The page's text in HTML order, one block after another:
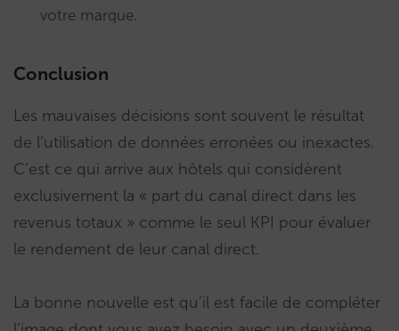
votre marque.
Conclusion
Les mauvaises décisions sont souvent le résultat
de l’utilisation de données erronées ou inexactes.
C’est ce qui arrive aux hôtels qui considèrent
exclusivement la « part du canal direct dans les
revenus totaux » comme le seul KPI pour évaluer
le rendement de leur canal direct.
La bonne nouvelle est qu’il est facile de compléter